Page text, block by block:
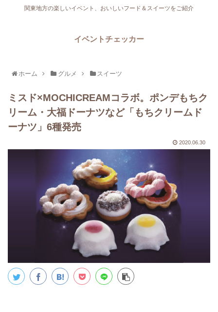
関東地方の楽しいイベント、おいしいフード＆スイーツをご紹介
イベントチェッカー
ホーム グルメ スイーツ
ミスド×MOCHICREAMコラボ。ポンデもちク
リーム・大福ドーナツなど「もちクリームド
ーナツ」6種発売
2020.06.30